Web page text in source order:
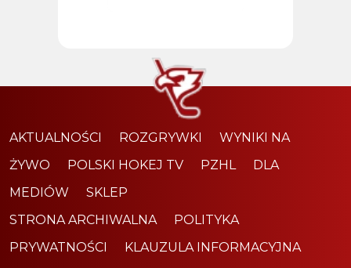
AKTUALNOŚCI ROZGRYWKI
WYNIKI NA
ŻYWO
POLSKI HOKEJ TV PZHL
DLA
MEDIÓW
SKLEP
STRONA ARCHIWALNA
POLITYKA
PRYWATNOŚCI
KLAUZULA INFORMACYJNA